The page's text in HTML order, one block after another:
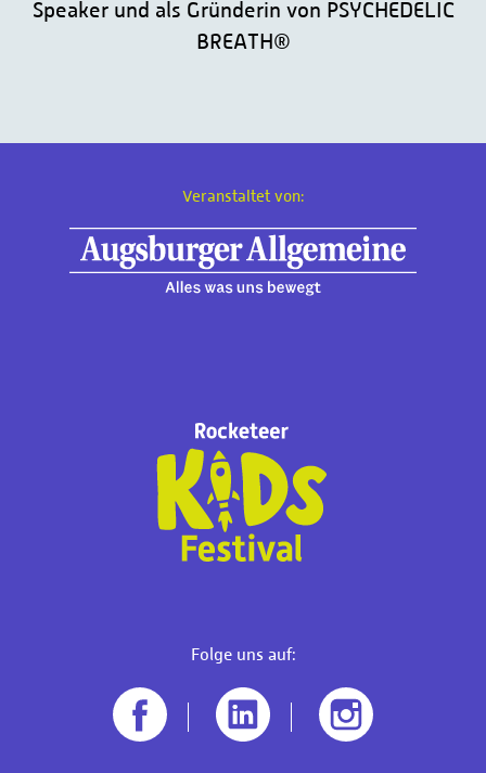
Speaker und als Gründerin von PSYCHEDELIC
BREATH®
Veranstaltet von:
Folge uns auf: